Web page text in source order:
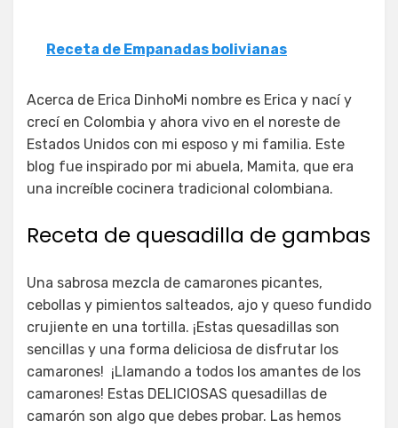
Receta de Empanadas bolivianas
Acerca de Erica DinhoMi nombre es Erica y nací y
crecí en Colombia y ahora vivo en el noreste de
Estados Unidos con mi esposo y mi familia. Este
blog fue inspirado por mi abuela, Mamita, que era
una increíble cocinera tradicional colombiana.
Receta de quesadilla de gambas
Una sabrosa mezcla de camarones picantes,
cebollas y pimientos salteados, ajo y queso fundido
crujiente en una tortilla. ¡Estas quesadillas son
sencillas y una forma deliciosa de disfrutar los
camarones! ¡Llamando a todos los amantes de los
camarones! Estas DELICIOSAS quesadillas de
camarón son algo que debes probar. Las hemos